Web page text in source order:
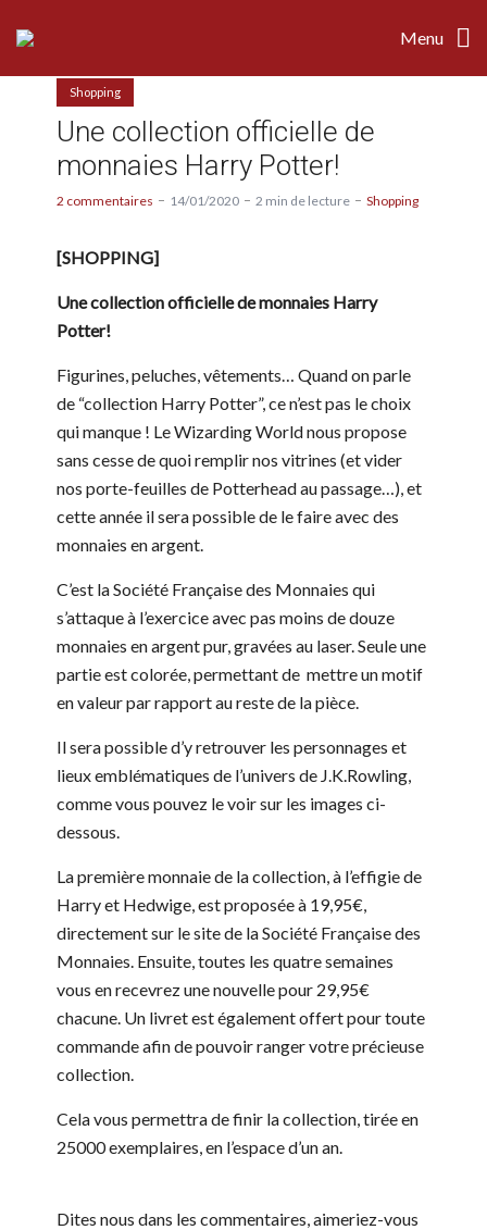
Menu
Shopping
Une collection officielle de
monnaies Harry Potter!
2 commentaires 14/01/2020 2 min de lecture Shopping
[SHOPPING]
Une collection officielle de monnaies Harry
Potter!
Figurines, peluches, vêtements… Quand on parle
de “collection Harry Potter”, ce n’est pas le choix
qui manque ! Le Wizarding World nous propose
sans cesse de quoi remplir nos vitrines (et vider
nos porte-feuilles de Potterhead au passage…), et
cette année il sera possible de le faire avec des
monnaies en argent.
C’est la Société Française des Monnaies qui
s’attaque à l’exercice avec pas moins de douze
monnaies en argent pur, gravées au laser. Seule une
partie est colorée, permettant de mettre un motif
en valeur par rapport au reste de la pièce.
Il sera possible d’y retrouver les personnages et
lieux emblématiques de l’univers de J.K.Rowling,
comme vous pouvez le voir sur les images ci-
dessous.
La première monnaie de la collection, à l’effigie de
Harry et Hedwige, est proposée à 19,95€,
directement sur le site de la Société Française des
Monnaies. Ensuite, toutes les quatre semaines
vous en recevrez une nouvelle pour 29,95€
chacune. Un livret est également offert pour toute
commande afin de pouvoir ranger votre précieuse
collection.
Cela vous permettra de finir la collection, tirée en
25000 exemplaires, en l’espace d’un an.
Dites nous dans les commentaires, aimeriez-vous